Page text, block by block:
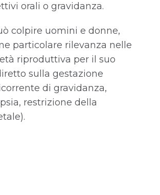
orali o gravidanza.
colpire uomini e donne,
particolare rilevanza nelle
riproduttiva per il suo
sulla gestazione
di gravidanza,
restrizione della